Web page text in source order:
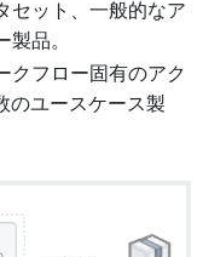
セット、一般的なア
製品。
クフロー固有のアク
のユースケース製